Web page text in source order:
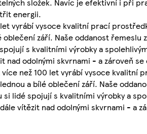
energii.
vyrábí vysoce kvalitní prací
oblečení září. Naše oddanost řemeslu
s kvalitními výrobky a
nad odolnými skvrnami - a zároveň
než 100 let vyrábí vysoce kvalitní
a bílé oblečení září. Naše
si lidé spojují s kvalitními výrobky a
vítězit nad odolnými skvrnami - a